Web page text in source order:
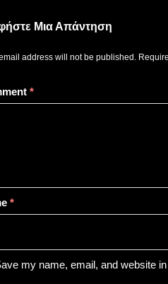
Μια Απάντηση
address will not be published.
*
*
my name, email, and website